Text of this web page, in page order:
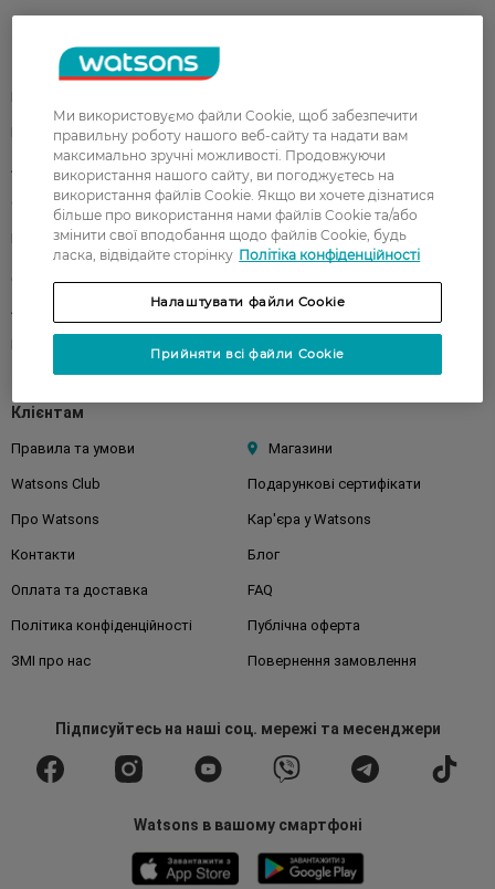
Каталог
Парфуми Здоров'я
Акції
Обличчя Тіло
Подарунки Діти
Аксесуари Дерматокосметика
Клієнтам
Правила та умови Магазини
Watsons Club Подарункові сертифікати
Про Watsons Кар'єра у Watsons
Контакти Блог
Оплата та доставка FAQ
Політика конфіденційності Публічна оферта
ЗМІ про нас Повернення замовлення
Підписуйтесьна наші соц. мережі та месенджери
Watsons в вашому смартфоні
Ми використовуємо файли Cookie, щоб забезпечити
правильну роботу нашого веб-сайту та надати вам
максимально зручні можливості. Продовжуючи
використання нашого сайту, ви погоджуєтесь на
використання файлів Cookie. Якщо ви хочете дізнатися
більше про використання нами файлів Cookie та/або
змінити свої вподобання щодо файлів Cookie, будь
ласка, відвідайте сторінку Політіка конфіденційності
Налаштувати файли Cookie
Прийняти всі файли Cookie